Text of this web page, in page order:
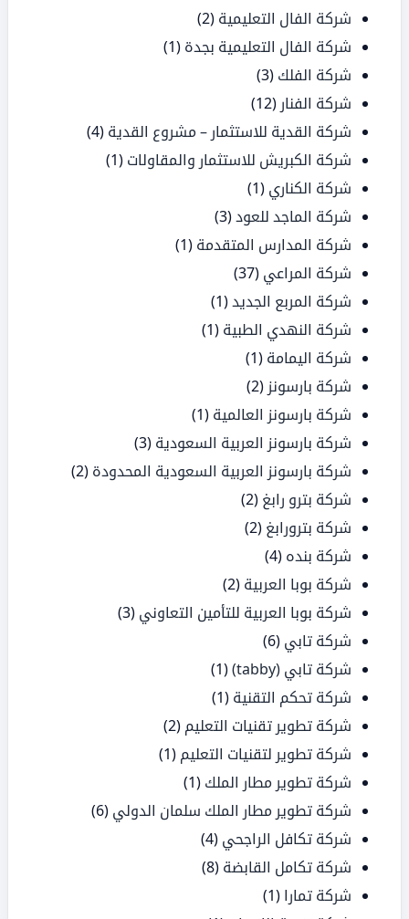
شركة الفال التعليمية (2)
شركة الفال التعليمية بجدة (1)
شركة الفلك (3)
شركة الفنار (12)
شركة القدية للاستثمار – مشروع القدية (4)
شركة الكبريش للاستثمار والمقاولات (1)
شركة الكناري (1)
شركة الماجد للعود(3)
شركة المدارس المتقدمة (1)
شركة المراعي (37)
شركة المربع الجديد(1)
شركة النهدي الطبية (1)
شركة اليمامة (1)
شركة بارسونز (2)
شركة بارسونز العالمية (1)
شركة بارسونز العربية السعودية (3)
شركة بارسونز العربية السعودية المحدودة (2)
شركة بترو رابغ (2)
شركة بترورابغ (2)
شركة بنده (4)
شركة بوبا العربية (2)
شركة بوبا العربية للتأمين التعاوني (3)
شركة تابي (6)
شركة تابي (tabby)
(1)
شركة تحكم التقنية (1)
شركة تطوير تقنيات التعليم (2)
شركة تطوير لتقنيات التعليم (1)
شركة تطوير مطار الملك (1)
شركة تطوير مطار الملك سلمان الدولي (6)
شركة تكافل الراجحي (4)
شركة تكامل القابضة (8)
شركة تمارا (1)